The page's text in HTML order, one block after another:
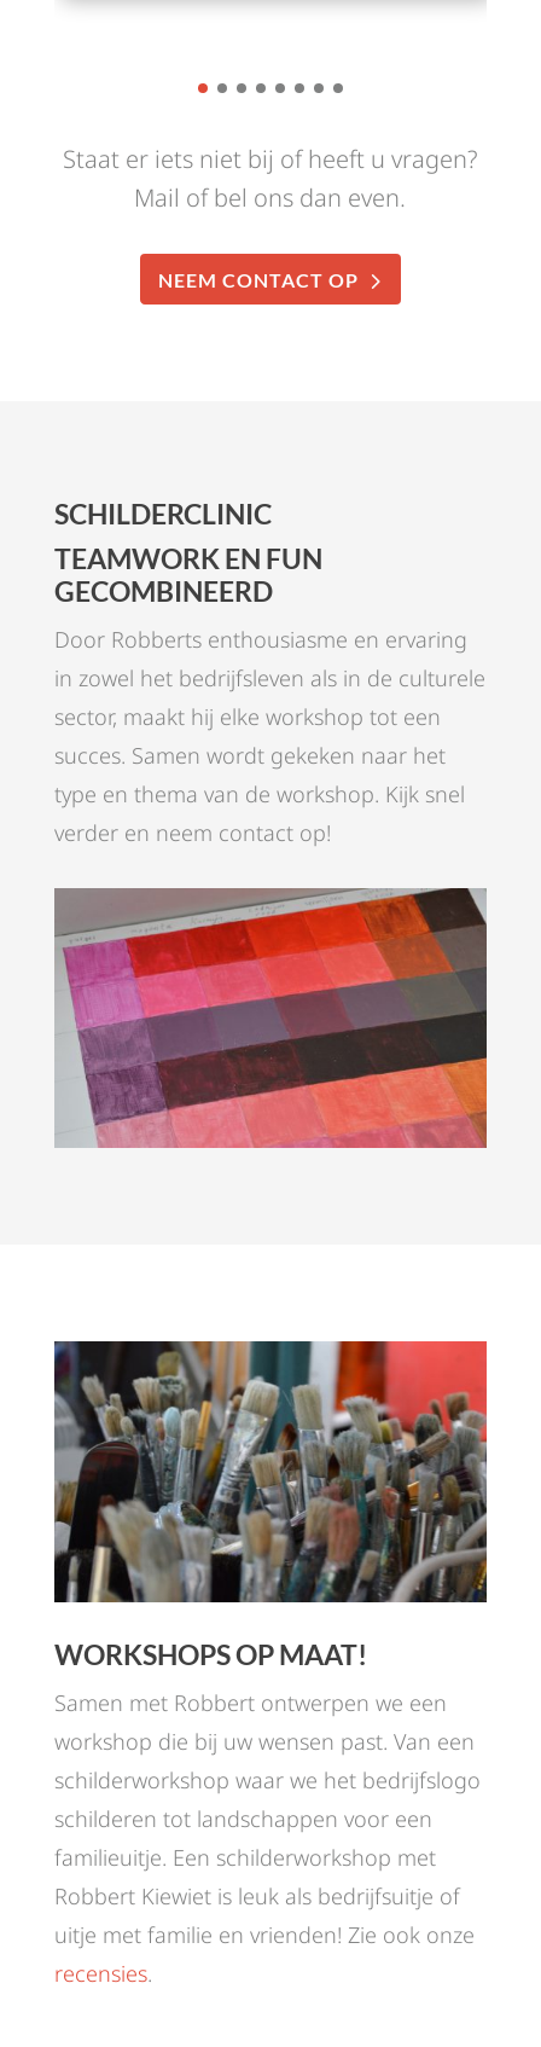
Staat er iets niet bij of heeft u vragen?
Mail of bel ons dan even.
NEEM CONTACT OP
SCHILDERCLINIC
TEAMWORK EN FUN
GECOMBINEERD
Door Robberts enthousiasme en ervaring
in zowel het bedrijfsleven als in de culturele
sector, maakt hij elke workshop tot een
succes. Samen wordt gekeken naar het
type en thema van de workshop. Kijk snel
verder en neem contact op!
WORKSHOPS OP MAAT!
Samen met Robbert ontwerpen we een
workshop die bij uw wensen past. Van een
schilderworkshop waar we het bedrijfslogo
schilderen tot landschappen voor een
familieuitje. Een schilderworkshop met
Robbert Kiewiet is leuk als bedrijfsuitje of
uitje met familie en vrienden! Zie ook onze
recensies.